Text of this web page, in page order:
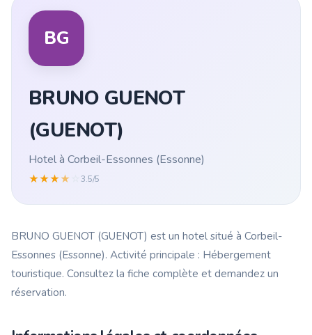
BG
BRUNO GUENOT
(GUENOT)
Hotel à Corbeil-Essonnes (Essonne)
★★★★ 3.5/5
BRUNO GUENOT (GUENOT) est un hotel situé à Corbeil-
Essonnes (Essonne). Activité principale : Hébergement
touristique. Consultez la fiche complète et demandez un
réservation.